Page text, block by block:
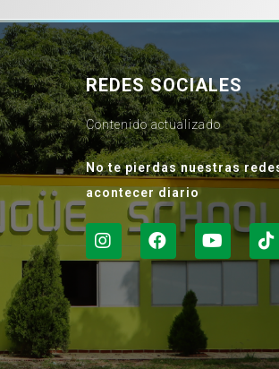
REDES SOCIALES
Contenido actualizado
No te pierdas nuestras
acontecer diario